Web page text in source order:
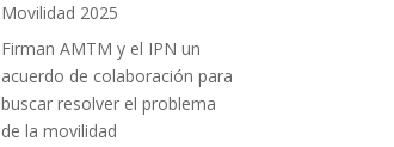
Movilidad 2025
Firman AMTM y el IPN un
acuerdo de colaboración para
buscar resolver el problema
de la movilidad